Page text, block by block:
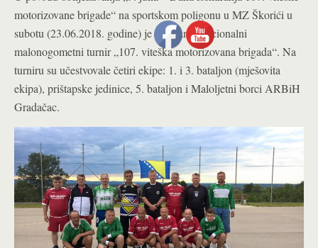
motorizovane brigade“ na sportskom poligonu u MZ Škorići u
subotu (23.06.2018. godine) je odigran tradicionalni
malonogometni turnir „107. viteška motorizovana brigada“. Na
turniru su učestvovale četiri ekipe: 1. i 3. bataljon (mješovita
ekipa), prištapske jedinice, 5. bataljon i Maloljetni borci ARBiH
Gradačac.